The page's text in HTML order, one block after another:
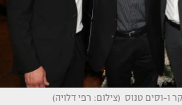
ו-וסים טנוס (צילום: רפי דלויה)